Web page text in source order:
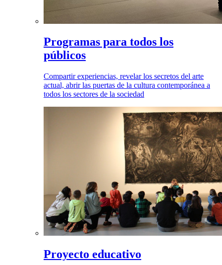
Programas para todos los
públicos
Compartir experiencias, revelar los secretos del arte
actual, abrir las puertas de la cultura contemporánea a
todos los sectores de la sociedad
Proyecto educativo